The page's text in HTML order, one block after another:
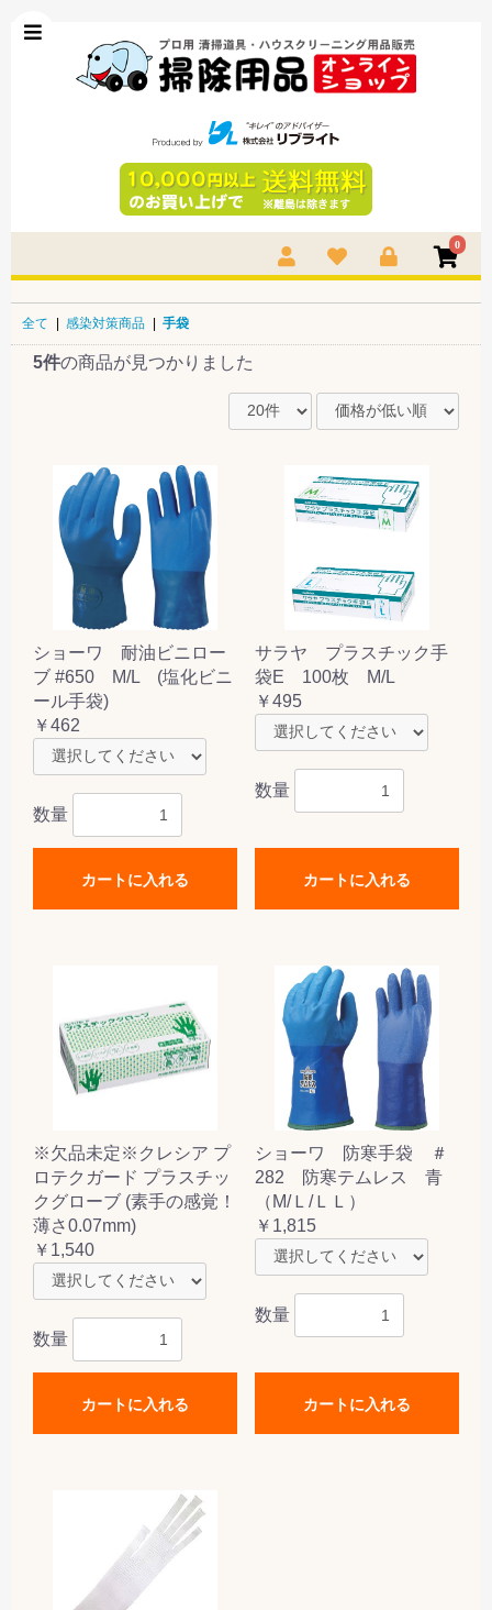
0
全て | 感染対策商品 | 手袋
5件の商品が見つかりました
ショーワ 耐油ビニロー
ブ #650 M/L (塩化ビニ
ール手袋)
￥462
数量
カートに入れる
サラヤ プラスチック手
袋E 100枚 M/L
￥495
数量
カートに入れる
※欠品未定※クレシア プ
ロテクガード プラスチッ
クグローブ (素手の感覚！
薄さ0.07mm)
￥1,540
数量
カートに入れる
ショーワ 防寒手袋 ＃
282 防寒テムレス 青
（M/Ｌ/ＬＬ）
￥1,815
数量
カートに入れる